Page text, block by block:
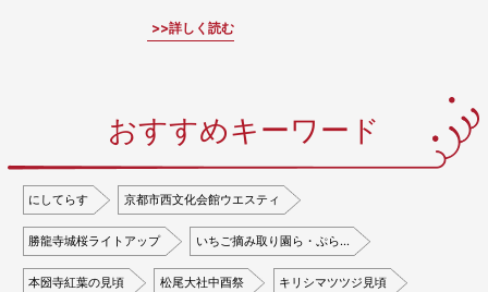
詳しく読む
おすすめキーワード
にしてらす 京都市西文化会館ウエスティ
勝龍寺城桜ライトアップ いちご摘み取り園ら・ぷら…
本圀寺紅葉の見頃 松尾大社中酉祭 キリシマツツジ見頃